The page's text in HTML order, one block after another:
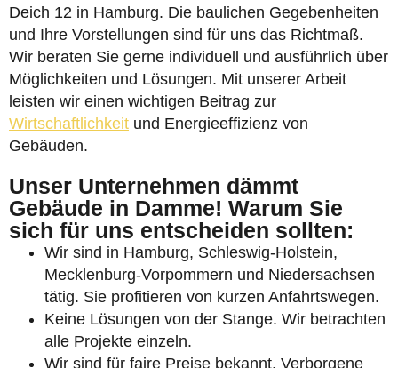
Deich 12 in Hamburg. Die baulichen Gegebenheiten
und Ihre Vorstellungen sind für uns das Richtmaß.
Wir beraten Sie gerne individuell und ausführlich über
Möglichkeiten und Lösungen. Mit unserer Arbeit
leisten wir einen wichtigen Beitrag zur
Wirtschaftlichkeit und Energieeffizienz von
Gebäuden.
Unser Unternehmen dämmt
Gebäude in Damme! Warum Sie
sich für uns entscheiden sollten:
Wir sind in Hamburg, Schleswig-Holstein,
Mecklenburg-Vorpommern und Niedersachsen
tätig. Sie profitieren von kurzen Anfahrtswegen.
Keine Lösungen von der Stange. Wir betrachten
alle Projekte einzeln.
Wir sind für faire Preise bekannt. Verborgene